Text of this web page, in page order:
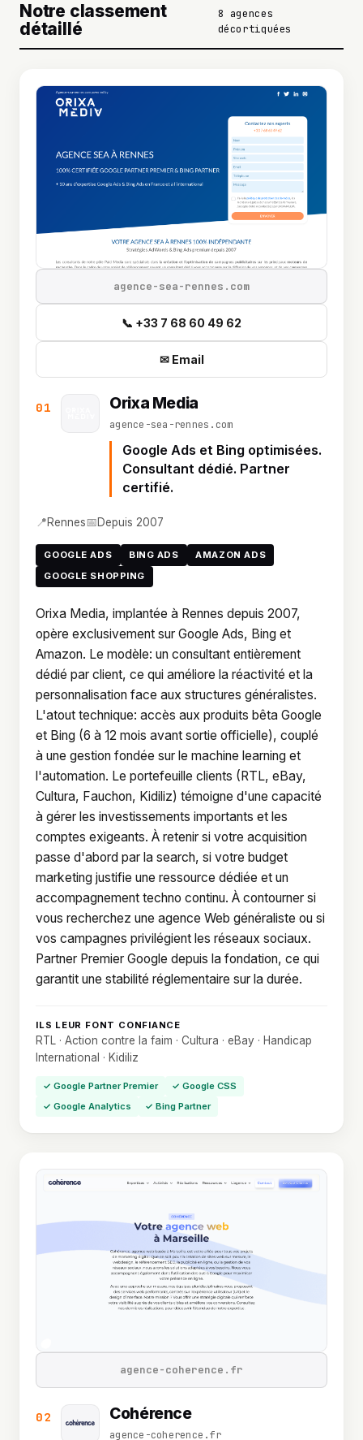
Notre classement
détaillé
8 agences
décortiquées
01 Orixa Media
agence-sea-rennes.com
Google Ads et Bing optimisées.
Consultant dédié. Partner
certifié.
📍Rennes📅Depuis 2007
GOOGLE ADS BING ADS
AMAZON ADS
GOOGLE SHOPPING
Orixa Media, implantée à Rennes depuis 2007,
opère exclusivement sur Google Ads, Bing et
Amazon. Le modèle: un consultant entièrement
dédié par client, ce qui améliore la réactivité et la
personnalisation face aux structures généralistes.
L'atout technique: accès aux produits bêta Google
et Bing (6 à 12 mois avant sortie officielle), couplé
à une gestion fondée sur le machine learning et
l'automation. Le portefeuille clients (RTL, eBay,
Cultura, Fauchon, Kidiliz) témoigne d'une capacité
à gérer les investissements importants et les
comptes exigeants. À retenir si votre acquisition
passe d'abord par la search, si votre budget
marketing justifie une ressource dédiée et un
accompagnement techno continu. À contourner si
vous recherchez une agence Web généraliste ou si
vos campagnes privilégient les réseaux sociaux.
Partner Premier Google depuis la fondation, ce qui
garantit une stabilité réglementaire sur la durée.
ILS LEUR FONT CONFIANCE
RTL · Action contre la faim · Cultura · eBay · Handicap
International · Kidiliz
✓ Google Partner Premier
✓ Google CSS
✓ Google Analytics
✓ Bing Partner
agence-sea-rennes.com
📞 +33 7 68 60 49 62
✉ Email
02 Cohérence
agence-coherence.fr
agence-coherence.fr